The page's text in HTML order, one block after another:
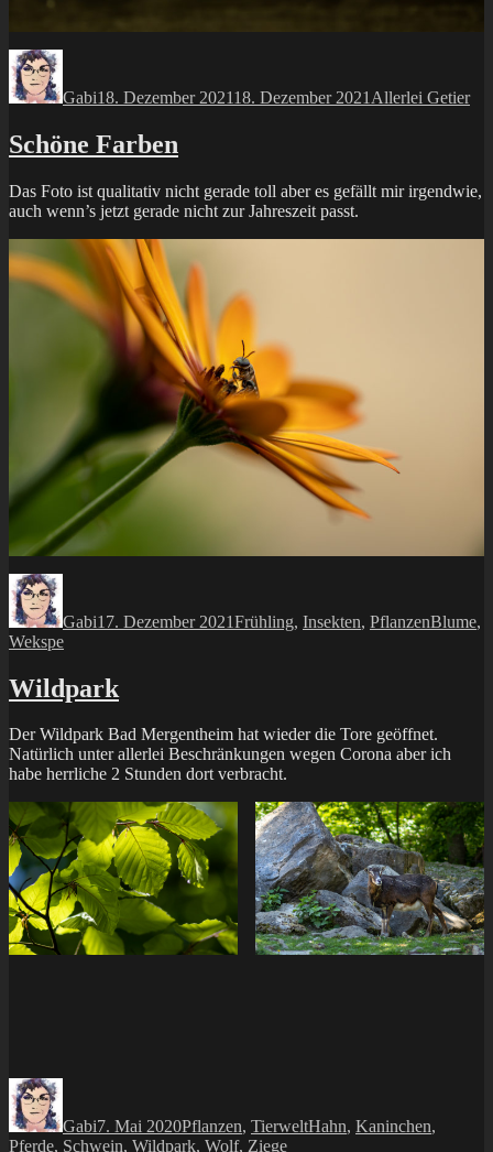
Gabi18. Dezember 202118. Dezember 2021 Allerlei Getier
Schöne Farben
Das Foto ist qualitativ nicht gerade toll aber es gefällt mir irgendwie,
auch wenn’s jetzt gerade nicht zur Jahreszeit passt.
Gabi17. Dezember 2021Frühling, Insekten, PflanzenBlume,
Wekspe
Wildpark
Der Wildpark Bad Mergentheim hat wieder die Tore geöffnet.
Natürlich unter allerlei Beschränkungen wegen Corona aber ich
habe herrliche 2 Stunden dort verbracht.
Gabi7. Mai 2020Pflanzen, TierweltHahn, Kaninchen,
Pferde, Schwein, Wildpark, Wolf, Ziege